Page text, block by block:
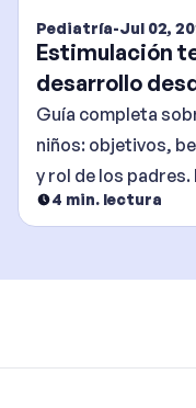
Pediatría-Jul 02,
Estimulación
desarrollo
Guía completa
niños: objetivos,
y rol de los
4 min. lectura